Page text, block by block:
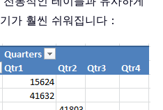
가 훨씬 쉬워집니다：